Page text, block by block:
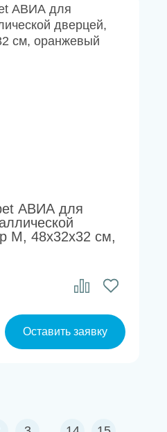
АВИА для
M, 48х32х32 см,
Оставить заявку